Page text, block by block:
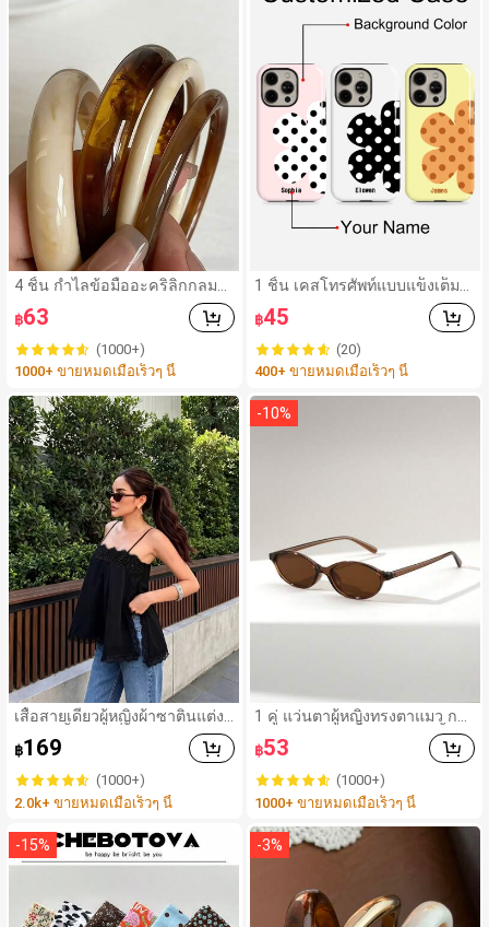
4 ชิ้น กำไลข้อมืออะคริลิกกลมส
ไตล์วินเทจหรูหราสำหรับผู้หญิง,
ดีไซน์เรียบง่ายทันสมัย, เหมาะสำ
หรับสวมใส่ในชีวิตประจำวันและ
โอกาสต่างๆ, ของขวัญสำหรับเธ
อ
฿63
(1000+)
1000+ ขายหมดเมื่อเร็วๆ นี้
เสื้อสายเดี่ยวผู้หญิงผ้าซาตินแต่งลู
กไม้ - เสื้อสายเดี่ยวฤดูร้อนสีขากี
มีรอยผ่าด้านข้างที่น่าดึงดูด ลำล
องสีดำ สำหรับเธอ
฿169
(1000+)
2.0k+ ขายหมดเมื่อเร็วๆ นี้
-15%
1 ชิ้น เคสโทรศัพท์แบบแข็งเต็มตั
ว ฟิล์มเงา 2-In-1 ลายดอกไม้สีสั
นสดใส ปรับแต่งชื่อสีส่วนตัว ฝาค
รอบป้องกัน เข้ากันได้กับ iPhone
11/12/13/14/15/16 17 Pro Ma
x
฿45
(20)
400+ ขายหมดเมื่อเร็วๆ นี้
-10%
1 คู่ แว่นตาผู้หญิงทรงตาแมว กร
อบแคบ ขนาดเล็ก วัสดุ PC น้ำห
นักเบามาก สไตล์เรโทร อเนกปร
ะสงค์ เหมาะสำหรับสไตล์สตรีท รั
นเวย์ ปาร์ตี้ แว่นตาแฟชั่น
฿53
(1000+)
1000+ ขายหมดเมื่อเร็วๆ นี้
-3%